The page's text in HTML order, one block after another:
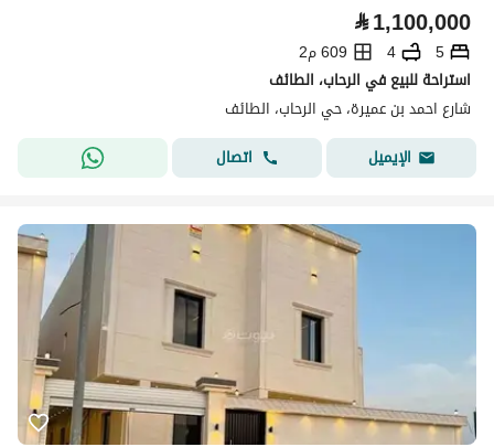
⃁1,100,000
5
4
609 م2
استراحة للبيع في الرحاب، الطائف
شارع احمد بن عميرة، حي الرحاب، الطائف
الإيميل
اتصال